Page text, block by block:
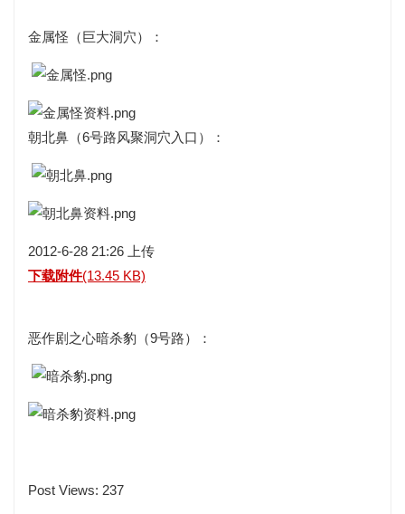
金属怪（巨大洞穴）：
朝北鼻（6号路风聚洞穴入口）：
2012-6-28 21:26 上传
下载附件(13.45 KB)
恶作剧之心暗杀豹（9号路）：
Post Views: 237